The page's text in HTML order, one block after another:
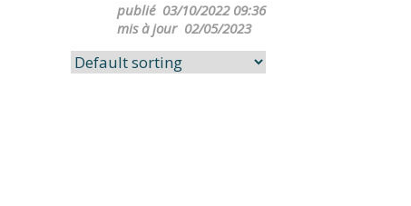
publié 03/10/2022 09:36
mis à jour 02/05/2023